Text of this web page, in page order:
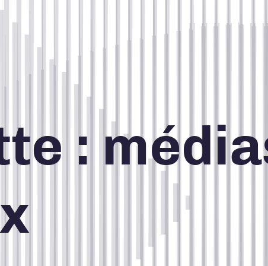
CONCEPTION DE SITES WEB
CRÉATION, DESIGN ET
: